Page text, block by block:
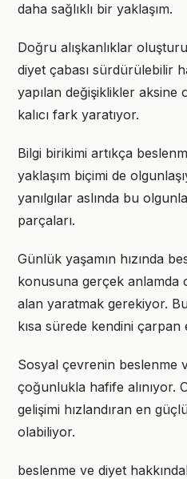
daha sağlıklı bir yaklaşım.
Doğru alışkanlıklar
diyet çabası sürdürülebilir
yapılan değişiklikler aksine
kalıcı fark yaratıyor.
Bilgi birikimi artıkça
yaklaşım biçimi de
yanılgılar aslında bu
parçaları.
Günlük yaşamın hızında
konusuna gerçek anlamda
alan yaratmak gerekiyor.
kısa sürede kendini
Sosyal çevrenin beslenme
çoğunlukla hafife alınıyor.
gelişimi hızlandıran en
olabiliyor.
beslenme ve diyet